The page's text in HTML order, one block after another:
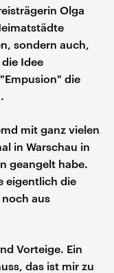
Olga
sondern auch,
Idee
die
mit ganz vielen
in Warschau in
geangelt habe.
eigentlich die
noch aus
Vorteige. Ein
das ist mir zu